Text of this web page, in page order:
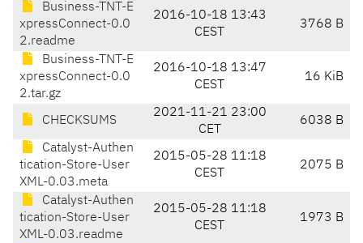
Business-TNT-E
xpressConnect-0.0
2.readme
2016-10-18 13:43
CEST
3768 B
Business-TNT-E
xpressConnect-0.0
2.tar.gz
2016-10-18 13:47
CEST
16 KiB
CHECKSUMS
2021-11-21 23:00
CET
6038 B
Catalyst-Authen
tication-Store-User
XML-0.03.meta
2015-05-28 11:18
CEST
2075 B
Catalyst-Authen
tication-Store-User
XML-0.03.readme
2015-05-28 11:18
CEST
1973 B